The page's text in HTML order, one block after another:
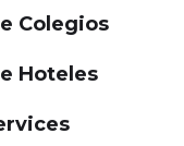
Colegios
Hoteles